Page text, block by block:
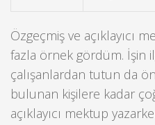
Özgeçmiş ve açıklayıcı
fazla örnek gördüm. İşin
çalışanlardan tutun da
bulunan kişilere kadar
açıklayıcı mektup